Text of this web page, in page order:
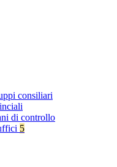
consiliari
di controllo
5